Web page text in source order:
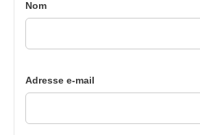
Nom
Adresse e-mail